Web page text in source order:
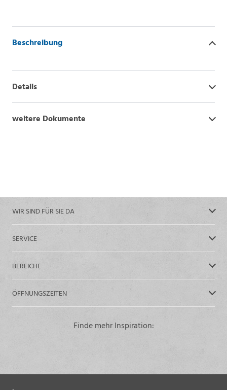
Beschreibung
Details
weitere Dokumente
WIR SIND FÜR SIE DA
SERVICE
BEREICHE
ÖFFNUNGSZEITEN
Finde mehr Inspiration: